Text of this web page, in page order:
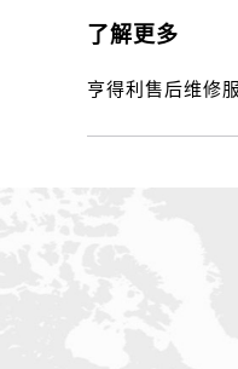
了解更多
亨得利售后维修